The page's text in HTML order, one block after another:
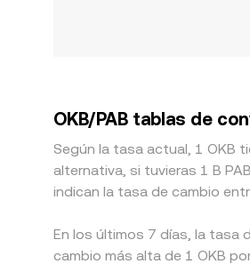
OKB/PAB tablas de
Según la tasa actual, 1 OKB
alternativa, si tuvieras 1 B
indican la tasa de cambio
En los últimos 7 días, la tasa
cambio más alta de 1 OKB